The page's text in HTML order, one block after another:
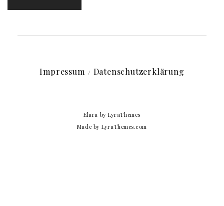
Impressum Datenschutzerklärung
Elara by LyraThemes
Made byLyraThemes.com